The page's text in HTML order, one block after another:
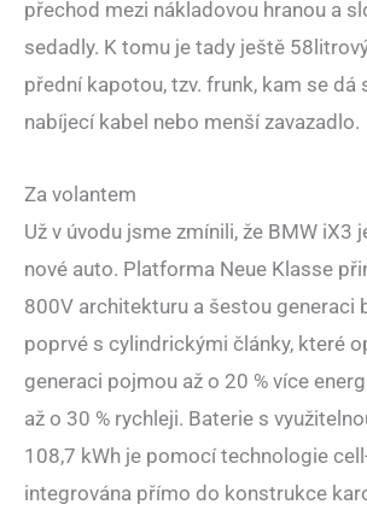
přechod mezi nákladovou hranou a
sedadly. K tomu je tady ještě
přední kapotou, tzv. frunk, kam se dá
nabíjecí kabel nebo menší zavazadlo.
Za volantem
Už v úvodu jsme zmínili, že BMW iX3
nové auto. Platforma Neue Klasse
800V architekturu a šestou generaci
poprvé s cylindrickými články, které
generaci pojmou až o 20 % více
až o 30 % rychleji. Baterie s
108,7 kWh je pomocí technologie
integrována přímo do konstrukce